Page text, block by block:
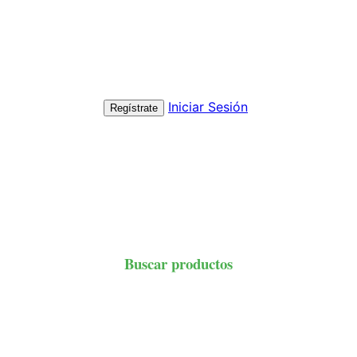
Regístrate Iniciar Sesión
Buscar productos